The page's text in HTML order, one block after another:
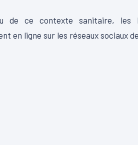
de ce contexte sanitaire, les
en ligne sur les réseaux sociaux